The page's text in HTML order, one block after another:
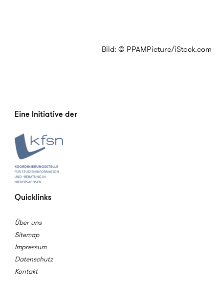
Bild: © PPAMPicture/iStock.com
Eine Initiative der
Quicklinks
Über uns
Sitemap
Impressum
Datenschutz
Kontakt